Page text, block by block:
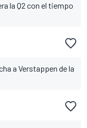
la Q2 con el tiempo
a Verstappen de la